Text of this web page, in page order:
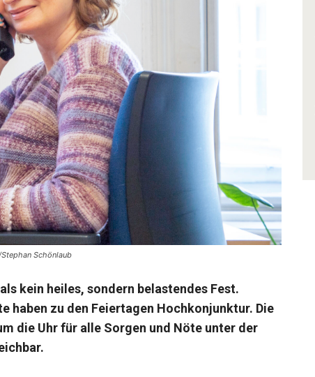
Schönlaub
kein heiles, sondern belastendes Fest.
haben zu den Feiertagen Hochkonjunktur. Die
die Uhr für alle Sorgen und Nöte unter der